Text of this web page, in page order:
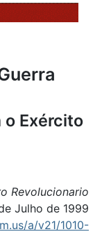
o Exército
Revolucionario
Julho de 1999
a/v21/1010-